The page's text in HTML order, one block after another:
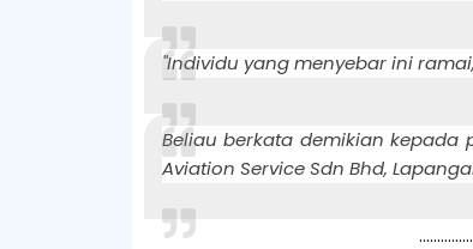
"Individu yang menyebar ini
Beliau berkata demikian kepada
Aviation Service Sdn Bhd,